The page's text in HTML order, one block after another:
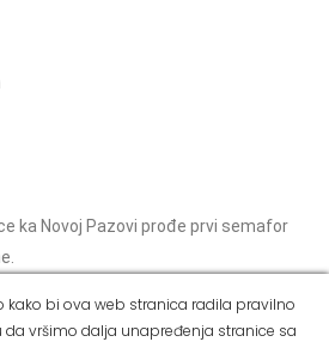
ka Novoj Pazovi prođe prvi semafor
kako bi ova web stranica radila pravilno
vršimo dalja unapređenja stranice sa